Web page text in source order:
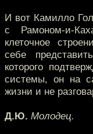
И вот Камилло
с Рамоном-и-
клеточное
себе
которого
системы, он на
жизни и не
Д.Ю. Молодец.